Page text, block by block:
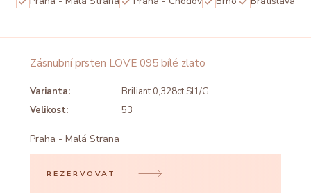
Zásnubní prsten LOVE 095 bílé zlato
Varianta:
Briliant 0,328ct SI1/G
Velikost:
53
Praha - Malá Strana
REZERVOVAT